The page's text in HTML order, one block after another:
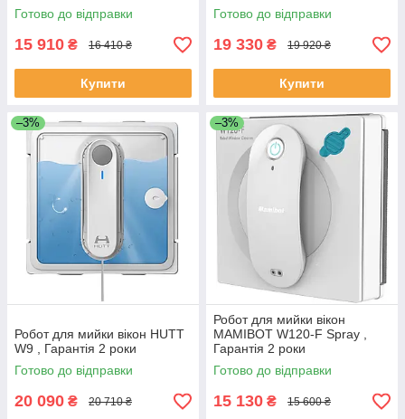
Готово до відправки
15 910 ₴ 16 410 ₴
Купити
Готово до відправки
19 330 ₴ 19 920 ₴
Купити
–3%
Робот для мийки вікон HUTT
W9 , Гарантія 2 роки
Готово до відправки
20 090 ₴ 20 710 ₴
–3%
Робот для мийки вікон
MAMIBOT W120-F Spray ,
Гарантія 2 роки
Готово до відправки
15 130 ₴ 15 600 ₴